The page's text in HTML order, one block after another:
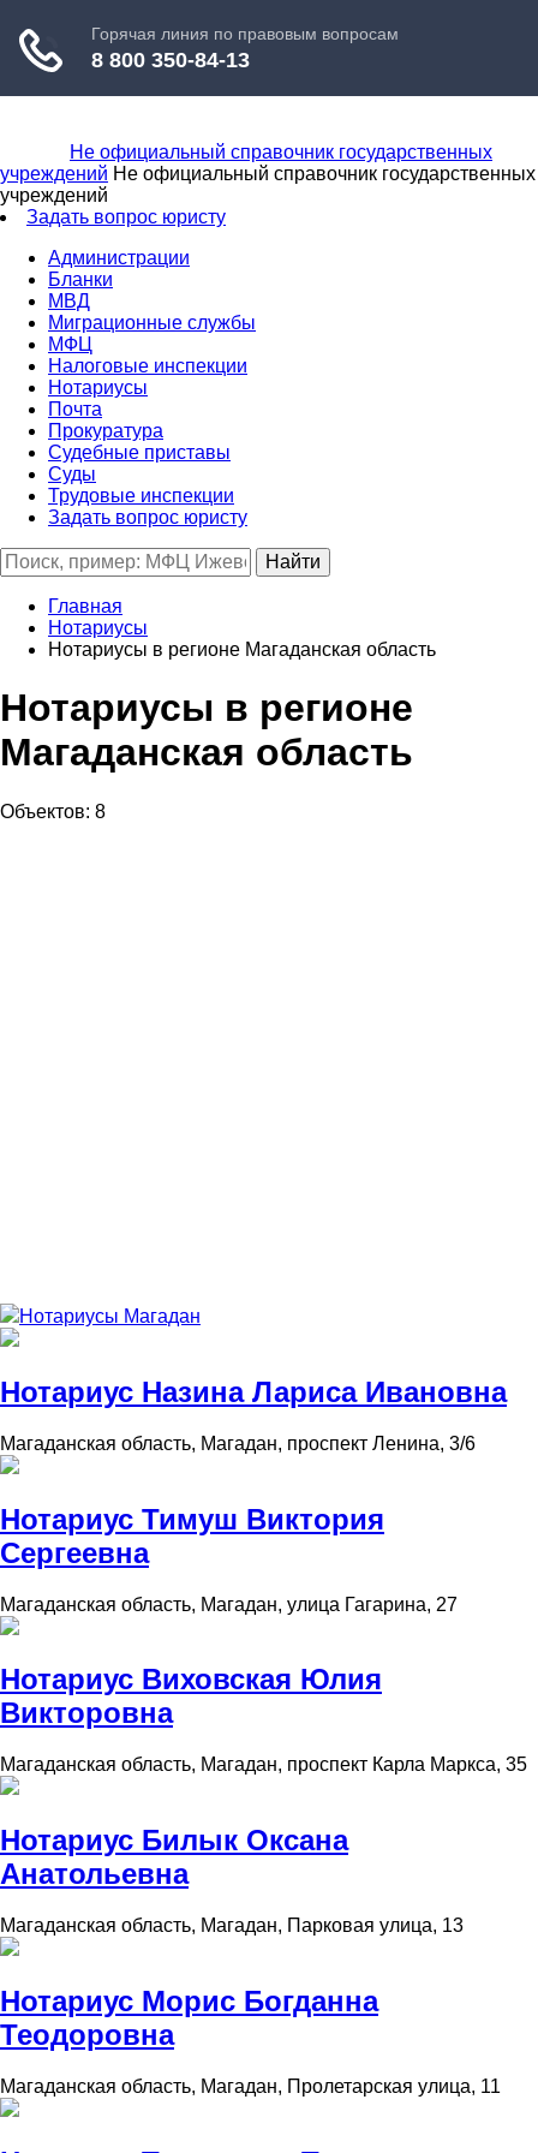
Не официальный справочник государственных
учреждений Не официальный справочник государственных
учреждений
Задать вопрос юристу
Администрации
Бланки
МВД
Миграционные службы
МФЦ
Налоговые инспекции
Нотариусы
Почта
Прокуратура
Судебные приставы
Суды
Трудовые инспекции
Задать вопрос юристу
Главная
Нотариусы
Нотариусы в регионе Магаданская область
Нотариусы в регионе
Магаданская область
Объектов: 8
Нотариусы Магадан
Нотариус Назина Лариса Ивановна
Магаданская область, Магадан, проспект Ленина, 3/6
Нотариус Тимуш Виктория
Сергеевна
Магаданская область, Магадан, улица Гагарина, 27
Нотариус Виховская Юлия
Викторовна
Магаданская область, Магадан, проспект Карла Маркса, 35
Нотариус Билык Оксана
Анатольевна
Магаданская область, Магадан, Парковая улица, 13
Нотариус Морис Богданна
Теодоровна
Магаданская область, Магадан, Пролетарская улица, 11